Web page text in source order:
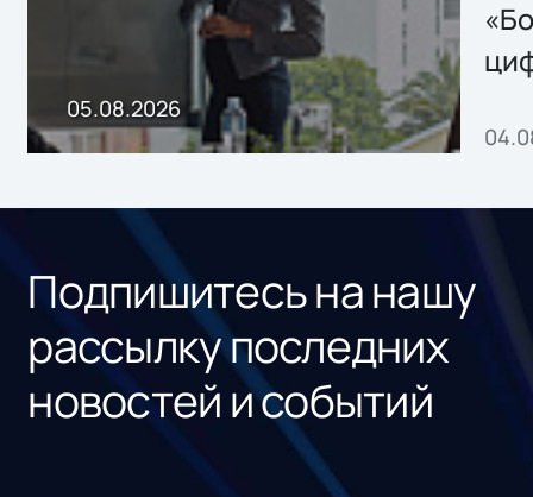
хранения данных
05.08.2026
Подпишитесь на нашу
рассылку последних
новостей и событий